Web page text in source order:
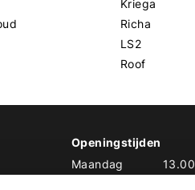
Kriega
Richa
LS2
Roof
Openingstijden
Maandag
13.00